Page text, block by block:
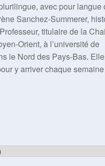
avec pour
Sanchez-Summerer,
titulaire de la
Orient, à l’université de
le Nord des Pays-Bas.
y arriver chaque